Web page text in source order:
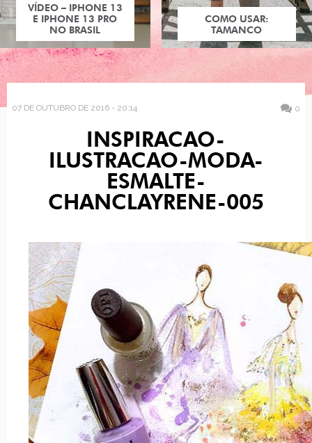
VÍDEO – IPHONE 13
E IPHONE 13 PRO
NO BRASIL
COMO USAR:
TAMANCO
07 DE OUTUBRO DE 2016 - 20:14 0
INSPIRACAO-
ILUSTRACAO-MODA-
ESMALTE-
CHANCLAYRENE-005